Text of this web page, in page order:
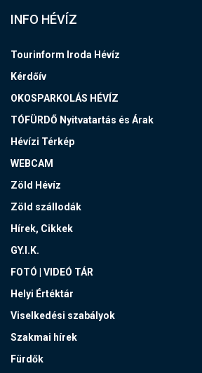
INFO HÉVÍZ
Tourinform Iroda Hévíz
Kérdőív
OKOSPARKOLÁS HÉVÍZ
TÓFÜRDŐ Nyitvatartás és Árak
Hévízi Térkép
WEBCAM
Zöld Hévíz
Zöld szállodák
Hírek, Cikkek
GY.I.K.
FOTÓ | VIDEÓ TÁR
Helyi Értéktár
Viselkedési szabályok
Szakmai hírek
Fürdők